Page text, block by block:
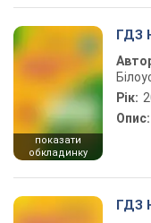
показати
обкладинку
ГДЗ
Рік:
Опис:
ГДЗ